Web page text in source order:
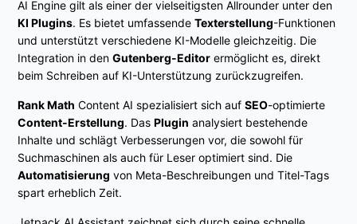
AI Engine gilt als einer der vielseitigsten Allrounder unter den
KI Plugins. Es bietet umfassendeTexterstellung-Funktionen
und unterstützt verschiedene KI-Modelle gleichzeitig. Die
Integration in denGutenberg-Editor ermöglicht es, direkt
beim Schreiben auf KI-Unterstützung zurückzugreifen.
Rank Math Content AI spezialisiert sich aufSEO-optimierte
Content-Erstellung. DasPlugin analysiert bestehende
Inhalte und schlägt Verbesserungen vor, die sowohl für
Suchmaschinen als auch für Leser optimiert sind. Die
Automatisierung von Meta-Beschreibungen und Titel-Tags
spart erheblich Zeit.